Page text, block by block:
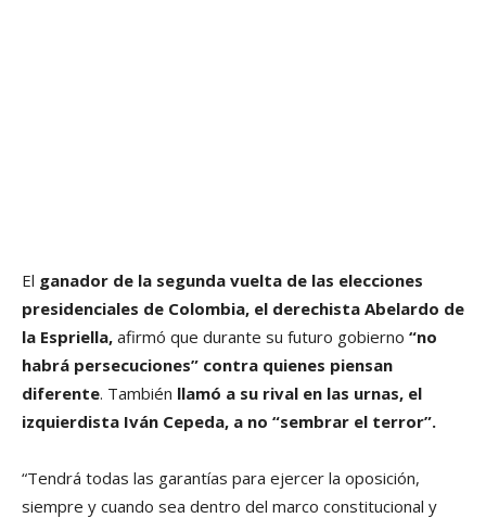
El ganador de la segunda vuelta de las elecciones
presidenciales de Colombia, el derechista Abelardo de
la Espriella, afirmó que durante su futuro gobierno “no
habrá persecuciones” contra quienes piensan
diferente. También llamó a su rival en las urnas, el
izquierdista Iván Cepeda, a no “sembrar el terror”.
“Tendrá todas las garantías para ejercer la oposición,
siempre y cuando sea dentro del marco constitucional y